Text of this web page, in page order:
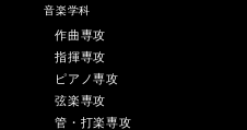
音楽学科
作曲専攻
指揮専攻
ピアノ専攻
弦楽専攻
管・打楽専攻